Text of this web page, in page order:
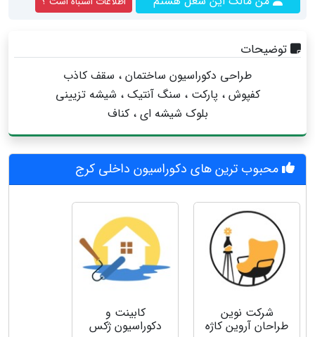
توضیحات
طراحی دکوراسیون ساختمان ، سقف کاذب
کفپوش ، پارکت ، سنگ آنتیک ، شیشه تزیینی
بلوک شیشه ای ، کناف
محبوب ترین های دکوراسیون داخلی کرج
شرکت نوین
طراحان آروین کاژه
کابینت و
دکوراسیون ژکس